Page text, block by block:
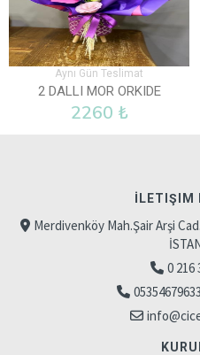
Aynı Gün Teslimat
2 DALLI MOR ORKIDE
2260 ₺
İLETIŞIM
Merdivenköy Mah.Şair Arşi
0 216